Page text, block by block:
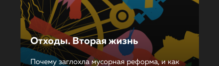
Отходы. Вторая жизнь
Почему заглохла мусорная реформа, и как